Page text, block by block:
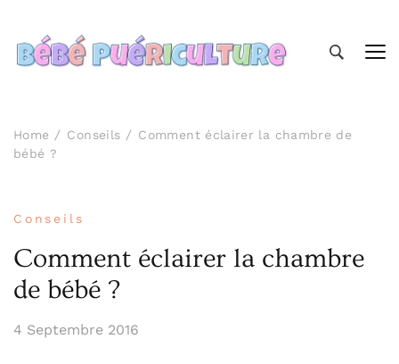
Home Conseils
Comment éclairer la chambre de
bébé ?
Conseils
Comment éclairer la chambre
de bébé ?
4 Septembre 2016